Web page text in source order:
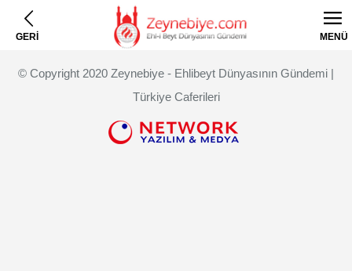
GERİ MENÜ
© Copyright 2020 Zeynebiye - Ehlibeyt Dünyasının Gündemi |
Türkiye Caferileri